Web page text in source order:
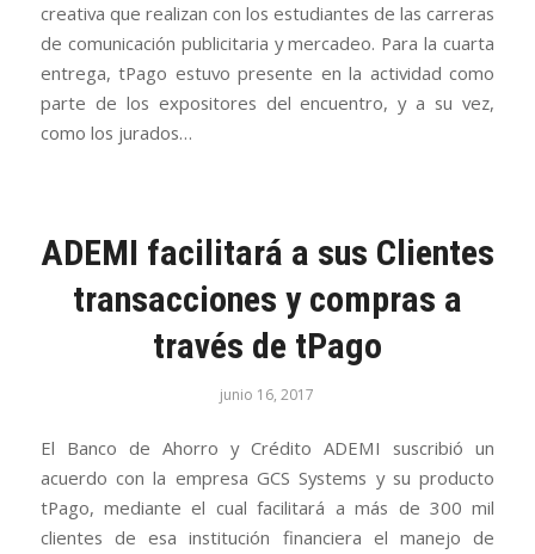
creativa que realizan con los estudiantes de las carreras
de comunicación publicitaria y mercadeo. Para la cuarta
entrega, tPago estuvo presente en la actividad como
parte de los expositores del encuentro, y a su vez,
como los jurados…
ADEMI facilitará a sus Clientes
transacciones y compras a
través de tPago
junio 16, 2017
El Banco de Ahorro y Crédito ADEMI suscribió un
acuerdo con la empresa GCS Systems y su producto
tPago, mediante el cual facilitará a más de 300 mil
clientes de esa institución financiera el manejo de